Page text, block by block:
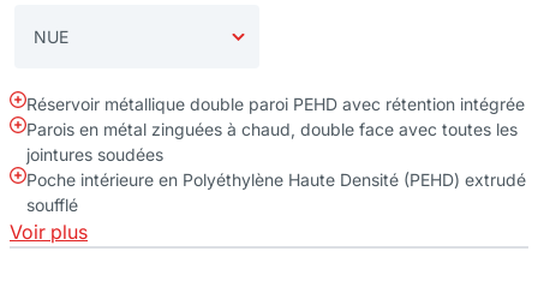
Réservoir métallique double paroi PEHD avec rétention intégrée
Parois en métal zinguées à chaud, double face avec toutes les
jointures soudées
Poche intérieure en Polyéthylène Haute Densité (PEHD) extrudé
soufflé
Voir plus